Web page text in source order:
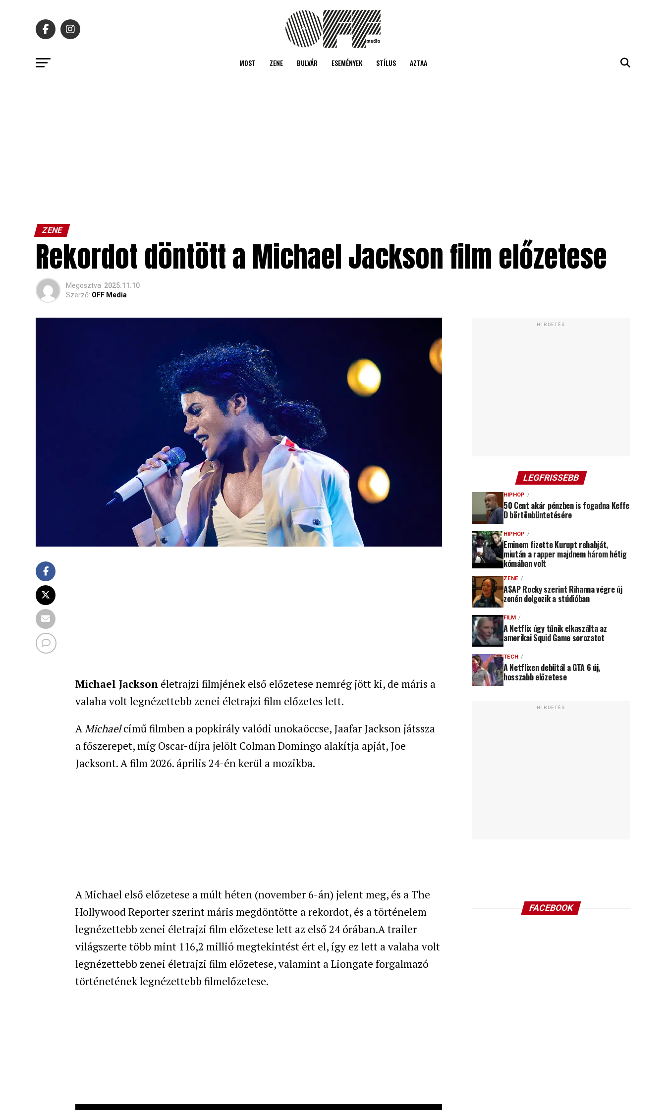
MOST ZENE BULVÁR ESEMÉNYEK STÍLUS AZTAA
ZENE
Rekordot döntött a Michael Jackson film előzetese
Megosztva 2025.11.10
Szerző: OFF Media
Michael Jackson életrajzi filmjének első előzetese nemrég jött ki, de máris a
valaha volt legnézettebb zenei életrajzi film előzetes lett.
AMichaelcímű filmben a popkirály valódi unokaöccse, Jaafar Jackson játssza
a főszerepet, míg Oscar-díjra jelölt Colman Domingo alakítja apját, Joe
Jacksont. A film 2026. április 24-én kerül a mozikba.
A Michael első előzetese a múlt héten (november 6-án) jelent meg, és a The
Hollywood Reporter szerint máris megdöntötte a rekordot, és a történelem
legnézettebb zenei életrajzi film előzetese lett az első 24 órában.A trailer
világszerte több mint 116,2 millió megtekintést ért el, így ez lett a valaha volt
legnézettebb zenei életrajzi film előzetese, valamint a Liongate forgalmazó
történetének legnézettebb filmelőzetese.
HIRDETÉS
LEGFRISSEBB
HIPHOP
50 Cent akár pénzben is fogadna Keffe
D börtönbüntetésére
HIPHOP
Eminem fizette Kurupt rehabját,
miután a rapper majdnem három hétig
kómában volt
ZENE
A$AP Rocky szerint Rihanna végre új
zenén dolgozik a stúdióban
FILM
A Netflix úgy tűnik elkaszálta az
amerikai Squid Game sorozatot
TECH
A Netflixen debütál a GTA 6 új,
hosszabb előzetese
HIRDETÉS
FACEBOOK